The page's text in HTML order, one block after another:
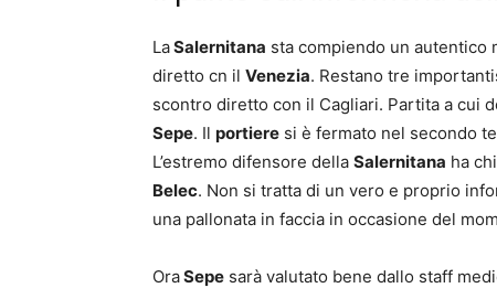
LaSalernitana sta compiendo un autentico
diretto cn il Venezia. Restano tre
scontro diretto con il Cagliari. Partita a cui
Sepe. Il portiere si è fermato nel secondo
L’estremo difensore della Salernitana ha
Belec. Non si tratta di un vero e proprio
una pallonata in faccia in occasione del
OraSepe sarà valutato bene dallo staff